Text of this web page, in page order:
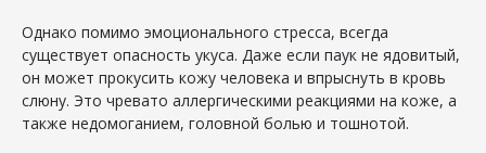
Однако помимо эмоционального стресса, всегда
существует опасность укуса. Даже если паук не ядовитый,
он может прокусить кожу человека и впрыснуть в кровь
слюну. Это чревато аллергическими реакциями на коже, а
также недомоганием, головной болью и тошнотой.